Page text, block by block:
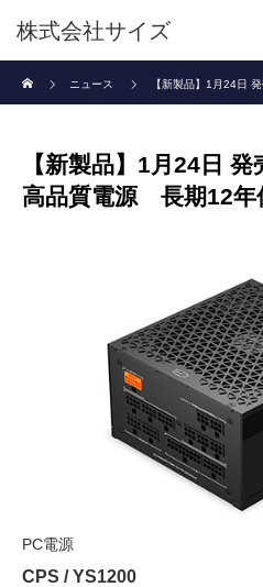
株式会社サイズ
ニュース
【新製品】1月24日
【新製品】1月24日 発
高品質電源 長期12年
PC電源
CPS / YS1200